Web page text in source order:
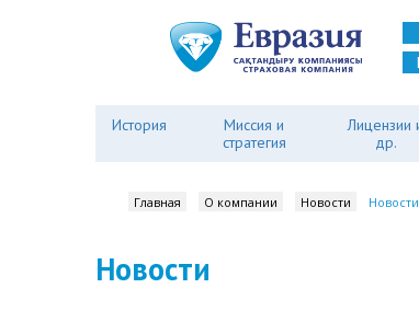
История
Миссия и
стратегия
Лицензии
др.
Главная О компании Новости Новости
Новости